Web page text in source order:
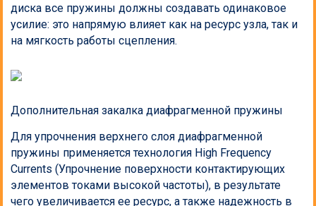
диска все пружины должны создавать одинаковое
усилие: это напрямую влияет как на ресурс узла, так и
на мягкость работы сцепления.
Дополнительная закалка диафрагменной пружины
Для упрочнения верхнего слоя диафрагменной
пружины применяется технология High Frequency
Currents (Упрочнение поверхности контактирующих
элементов токами высокой частоты), в результате
чего увеличивается ее ресурс, а также надежность в